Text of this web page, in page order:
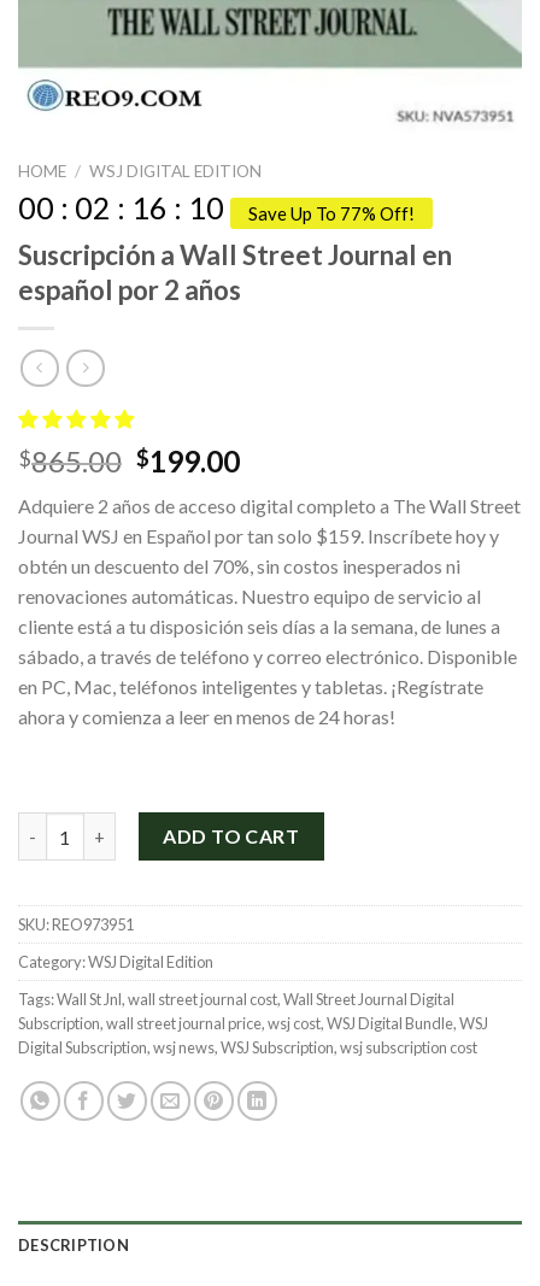
HOME / WSJ DIGITAL EDITION
00 : 02 : 16 : 09 Save Up To 77% Off!
Suscripción a Wall Street Journal en
español por 2 años
$865.00 Original
was:
$865.00.
$199.00Current
is:
$199.00.
Adquiere 2 años de acceso digital completo a The Wall Street
Journal WSJ en Español por tan solo $159. Inscríbete hoy y
obtén un descuento del 70%, sin costos inesperados ni
renovaciones automáticas. Nuestro equipo de servicio al
cliente está a tu disposición seis días a la semana, de lunes a
sábado, a través de teléfono y correo electrónico. Disponible
en PC, Mac, teléfonos inteligentes y tabletas. ¡Regístrate
ahora y comienza a leer en menos de 24 horas!
ADD TO CART
SKU:REO973951
Category:WSJ Digital Edition
Tags:Wall St Jnl,wall street journal cost,Wall Street Journal Digital
Subscription,wall street journal price,wsj cost,WSJ Digital Bundle,WSJ
Digital Subscription,wsj news,WSJ Subscription,wsj subscription cost
DESCRIPTION